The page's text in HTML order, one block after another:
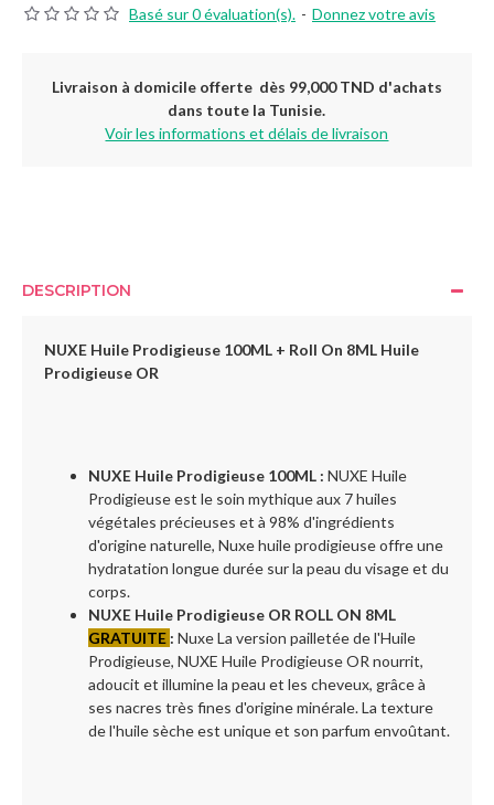
Basé sur 0 évaluation(s). - Donnez votre avis
Livraison à domicile offerte dès 99,000 TND d'achats
dans toute la Tunisie.
Voir les informations et délais de livraison
DESCRIPTION
NUXE Huile Prodigieuse 100ML + Roll On 8ML Huile
Prodigieuse OR
NUXE Huile Prodigieuse 100ML : NUXE Huile
Prodigieuse est le soin mythique aux 7 huiles
végétales précieuses et à 98% d'ingrédients
d'origine naturelle, Nuxe huile prodigieuse offre une
hydratation longue durée sur la peau du visage et du
corps.
NUXE Huile Prodigieuse OR ROLL ON 8ML
GRATUITE : Nuxe La version pailletée de l'Huile
Prodigieuse, NUXE Huile Prodigieuse OR nourrit,
adoucit et illumine la peau et les cheveux, grâce à
ses nacres très fines d'origine minérale. La texture
de l'huile sèche est unique et son parfum envoûtant.